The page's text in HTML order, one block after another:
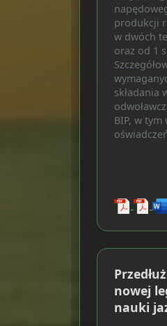
produkcji
w dwóch
oraz od 1
składania
BIP, w
nowej
nauki